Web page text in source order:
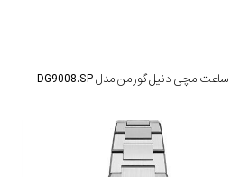
ساعت مچی دنیل گورمن مدل DG9008.SP